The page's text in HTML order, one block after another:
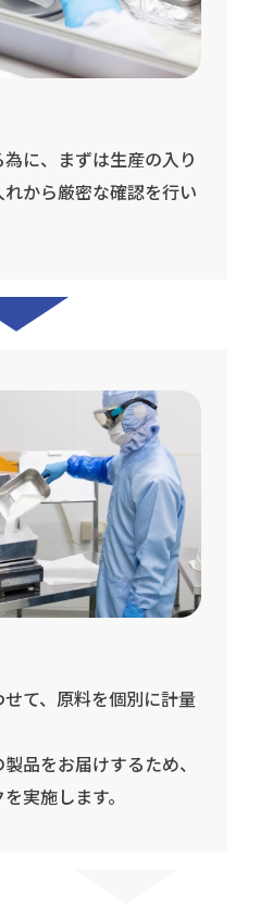
に、まずは生産の入り
から厳密な確認を行い
て、原料を個別に計量
品をお届けするため、
実施します。